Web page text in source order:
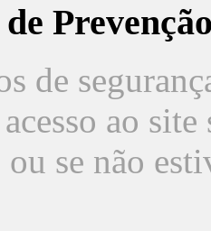
de
ao
ou se não